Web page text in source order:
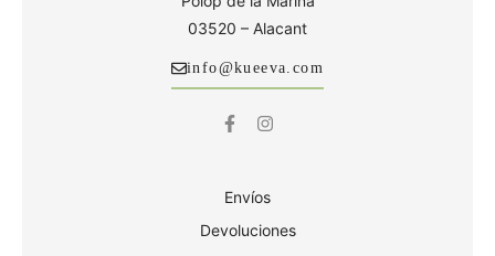
03520 – Alacant
info@kueeva.com
Envíos
Devoluciones